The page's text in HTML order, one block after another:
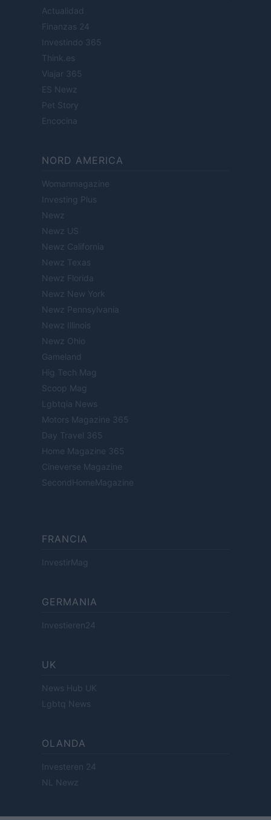
Actualidad
Finanzas 24
Investindo 365
Think.es
Viajar 365
ES Newz
Pet Story
Encocina
NORD AMERICA
Womanmagazine
Investing Plus
Newz
Newz US
Newz California
Newz Texas
Newz Florida
Newz New York
Newz Pennsylvania
Newz Illinois
Newz Ohio
Gameland
Hig Tech Mag
Scoop Mag
Lgbtqia News
Motors Magazine 365
Day Travel 365
Home Magazine 365
Cineverse Magazine
SecondHomeMagazine
FRANCIA
InvestirMag
GERMANIA
Investieren24
UK
News Hub UK
Lgbtq News
OLANDA
Investeren 24
NL Newz